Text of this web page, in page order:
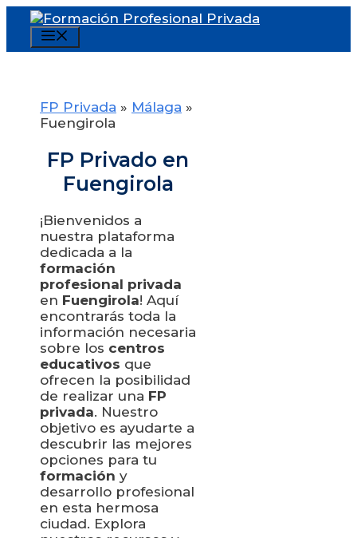
Saltar
contenido
FP Privada » Málaga »
Fuengirola
FP Privado en
Fuengirola
¡Bienvenidos a
nuestra plataforma
dedicada a la
formación
profesional privada
en Fuengirola! Aquí
encontrarás toda la
información necesaria
sobre los centros
educativos que
ofrecen la posibilidad
de realizar una FP
privada. Nuestro
objetivo es ayudarte a
descubrir las mejores
opciones para tu
formación y
desarrollo profesional
en esta hermosa
ciudad. Explora